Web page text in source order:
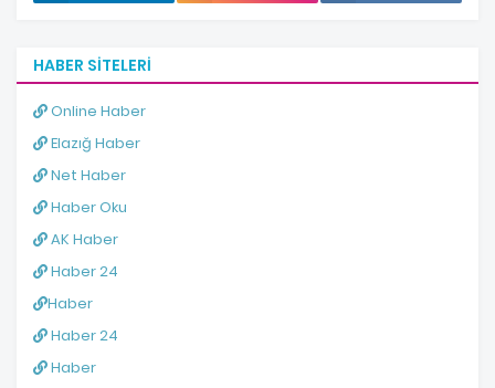
HABER SITELERI
Online Haber
Elazığ Haber
Net Haber
Haber Oku
AK Haber
Haber 24
Haber
Haber 24
Haber